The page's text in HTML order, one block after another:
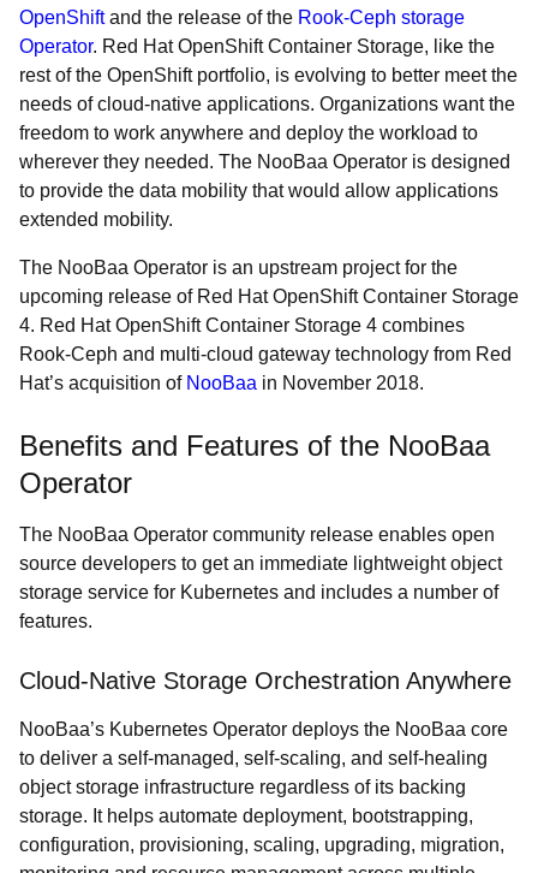
OpenShiftand the release of the Rook-Ceph storage
Operator. Red Hat OpenShift Container Storage, like the
rest of the OpenShift portfolio, is evolving to better meet the
needs of cloud-native applications. Organizations want the
freedom to work anywhere and deploy the workload to
wherever they needed. The NooBaa Operator is designed
to provide the data mobility that would allow applications
extended mobility.
The NooBaa Operator is an upstream project for the
upcoming release of Red Hat OpenShift Container Storage
4. Red Hat OpenShift Container Storage 4 combines
Rook-Ceph and multi-cloud gateway technology from Red
Hat’s acquisition of NooBaa in November 2018.
Benefits and Features of the NooBaa
Operator
The NooBaa Operator community release enables open
source developers to get an immediate lightweight object
storage service for Kubernetes and includes a number of
features.
Cloud-Native Storage Orchestration Anywhere
NooBaa’s Kubernetes Operator deploys the NooBaa core
to deliver a self-managed, self-scaling, and self-healing
object storage infrastructure regardless of its backing
storage. It helps automate deployment, bootstrapping,
configuration, provisioning, scaling, upgrading, migration,